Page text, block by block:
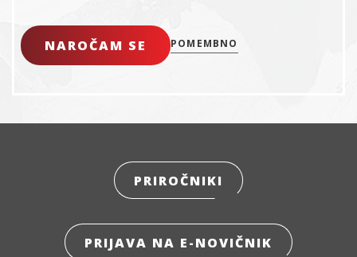
NAROČAM SE POMEMBNO
PRIROČNIKI
PRIJAVA NA E-NOVIČNIK